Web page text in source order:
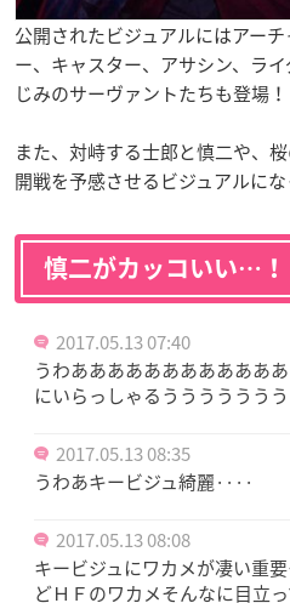
公開されたビジュアルにはアー
ー、キャスター、アサシン、ラ
じみのサーヴァントたちも登場！
また、対峙する士郎と慎二や、
開戦を予感させるビジュアルにな
慎二がカッコいい…！
2017.05.13 07:40
うわあああああああああああ
にいらっしゃるうううううう
2017.05.13 08:35
うわあキービジュ綺麗····
2017.05.13 08:08
キービジュにワカメが凄い重
どＨＦのワカメそんなに目立